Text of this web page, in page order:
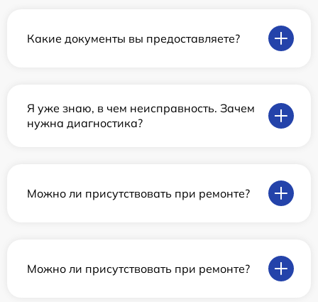
Какие документы вы предоставляете?
Я уже знаю, в чем неисправность. Зачем
нужна диагностика?
Можно ли присутствовать при ремонте?
Можно ли присутствовать при ремонте?